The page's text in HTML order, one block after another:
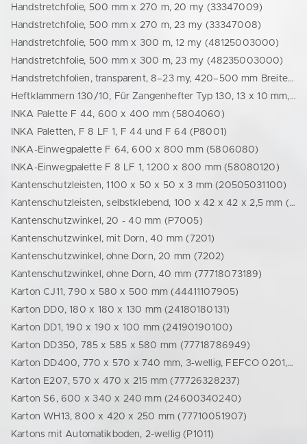
Handstretchfolie, 500 mm x 270 m, 20 my (33347009)
Handstretchfolie, 500 mm x 270 m, 23 my (33347008)
Handstretchfolie, 500 mm x 300 m, 12 my (48125003000)
Handstretchfolie, 500 mm x 300 m, 23 my (48235003000)
Handstretchfolien, transparent, 8–23 my, 420–500 mm Breite (P2001)
Heftklammern 130/10, Für Zangenhefter Typ 130, 13 x 10 mm, Ø 1,35 mm, kupferlegiert (77711170949)
INKA Palette F 44, 600 x 400 mm (5804060)
INKA Paletten, F 8 LF 1, F 44 und F 64 (P8001)
INKA-Einwegpalette F 64, 600 x 800 mm (5806080)
INKA-Einwegpalette F 8 LF 1, 1200 x 800 mm (58080120)
Kantenschutzleisten, 1100 x 50 x 50 x 3 mm (20505031100)
Kantenschutzleisten, selbstklebend, 100 x 42 x 42 x 2,5 mm (77711713188)
Kantenschutzwinkel, 20 - 40 mm (P7005)
Kantenschutzwinkel, mit Dorn, 40 mm (7201)
Kantenschutzwinkel, ohne Dorn, 20 mm (7202)
Kantenschutzwinkel, ohne Dorn, 40 mm (77718073189)
Karton CJ11, 790 x 580 x 500 mm (44411107905)
Karton DD0, 180 x 180 x 130 mm (24180180131)
Karton DD1, 190 x 190 x 100 mm (24190190100)
Karton DD350, 785 x 585 x 580 mm (77718786949)
Karton DD400, 770 x 570 x 740 mm, 3-wellig, FEFCO 0201, braun (24770570740)
Karton E207, 570 x 470 x 215 mm (77726328237)
Karton S6, 600 x 340 x 240 mm (24600340240)
Karton WH13, 800 x 420 x 250 mm (77710051907)
Kartons mit Automatikboden, 2-wellig (P1011)